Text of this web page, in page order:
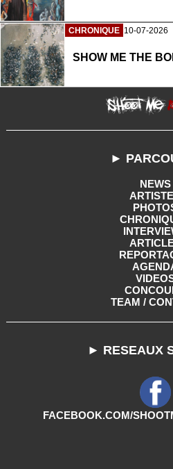
CHRONIQUE 10-07-2026
SHOW ME THE
►
NEWS
TEAM /
► RESEAUX
FACEBOOK.COM/